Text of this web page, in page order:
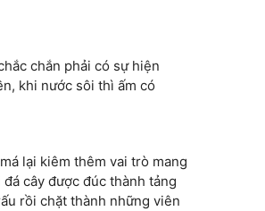
chắn phải có sự hiện
khi nước sôi thì ấm có
lại kiêm thêm vai trò mang
cây được đúc thành tảng
rồi chặt thành những viên